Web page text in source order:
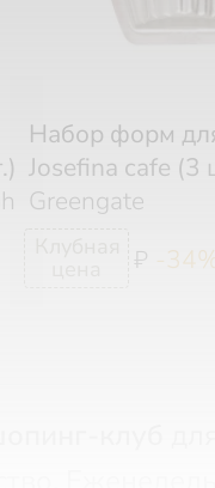
₽ -
Набор форм
Josefina cafe (3
Greengate